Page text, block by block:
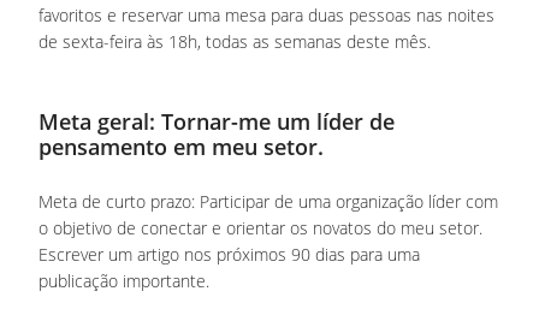
favoritos e reservar uma mesa para duas pessoas nas noites
de sexta-feira às 18h, todas as semanas deste mês.
Meta geral: Tornar-me um líder de
pensamento em meu setor.
Meta de curto prazo: Participar de uma organização líder com
o objetivo de conectar e orientar os novatos do meu setor.
Escrever um artigo nos próximos 90 dias para uma
publicação importante.